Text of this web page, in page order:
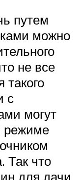
путем
можно
не все
такого
с
могут
режиме
Так что
для дачи